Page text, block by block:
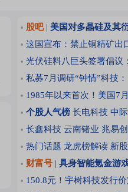
股吧| 美国对多晶硅及其
这国宣布：禁止铜精矿出
光伏硅料八巨头签署倡议
私募7月调研“钟情”科技
1985年以来首次！美国7
个股人气榜 长电科技 中
长鑫科技 云南锗业 兆易
热门话题 龙虎榜解读 新
财富号 | 具身智能氪金游
150.8元！宇树科技发行